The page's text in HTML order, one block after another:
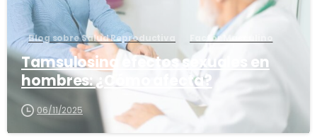
Blog sobre Salud Reproductiva Factor Masculino
Tamsulosina efectos sexuales en
hombres: ¿Cómo afecta?
06/11/2025